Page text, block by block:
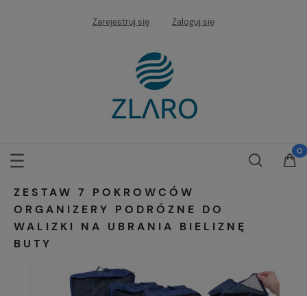
Zarejestruj się Zaloguj się
ZESTAW 7 POKROWCÓW
ORGANIZERY PODRÓZNE DO
WALIZKI NA UBRANIA BIELIZNĘ
BUTY